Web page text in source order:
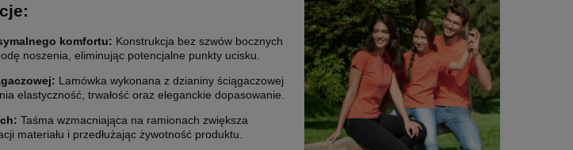
komfortu: Konstrukcja bez szwów bocznych
noszenia, eliminując potencjalne punkty ucisku.
Lamówka wykonana z dzianiny ściągaczowej
elastyczność, trwałość oraz eleganckie dopasowanie.
Taśma wzmacniająca na ramionach zwiększa
materiału i przedłużając żywotność produktu.